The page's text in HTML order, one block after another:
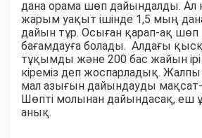
дана орама шөп дайындалды. Ал
жарым уақыт ішінде 1,5 мың
дайын тұр. Осыған қарап-ақ
бағамдауға болады. Алдағы
тұқымды және 200 бас жайын
кіреміз деп жоспарладық.
мал азығын дайындауды
Шөпті молынан дайындасақ, еш
анық.